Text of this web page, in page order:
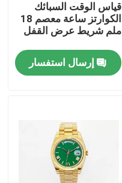
قياس الوقت السبائك
الكوارتز ساعة معصم 18
ملم شريط عرض القفل
إرسال استفسار